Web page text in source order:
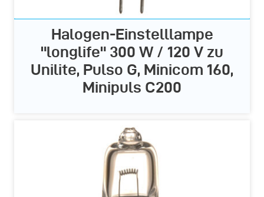
Halogen-Einstelllampe
"longlife" 300 W / 120 V zu
Unilite, Pulso G, Minicom 160,
Minipuls C200